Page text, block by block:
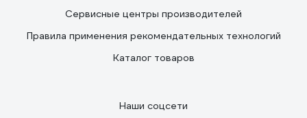
Сервисные центры производителей
Правила применения рекомендательных технологий
Каталог товаров
Наши соцсети